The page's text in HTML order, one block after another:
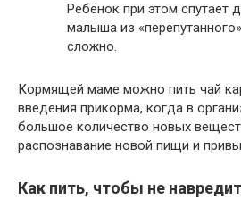
Ребёнок при этом спутает
малыша из
сложно.
Кормящей маме можно пить чай
введения прикорма, когда в
большое количество новых
распознавание новой пищи и
Как пить, чтобы не